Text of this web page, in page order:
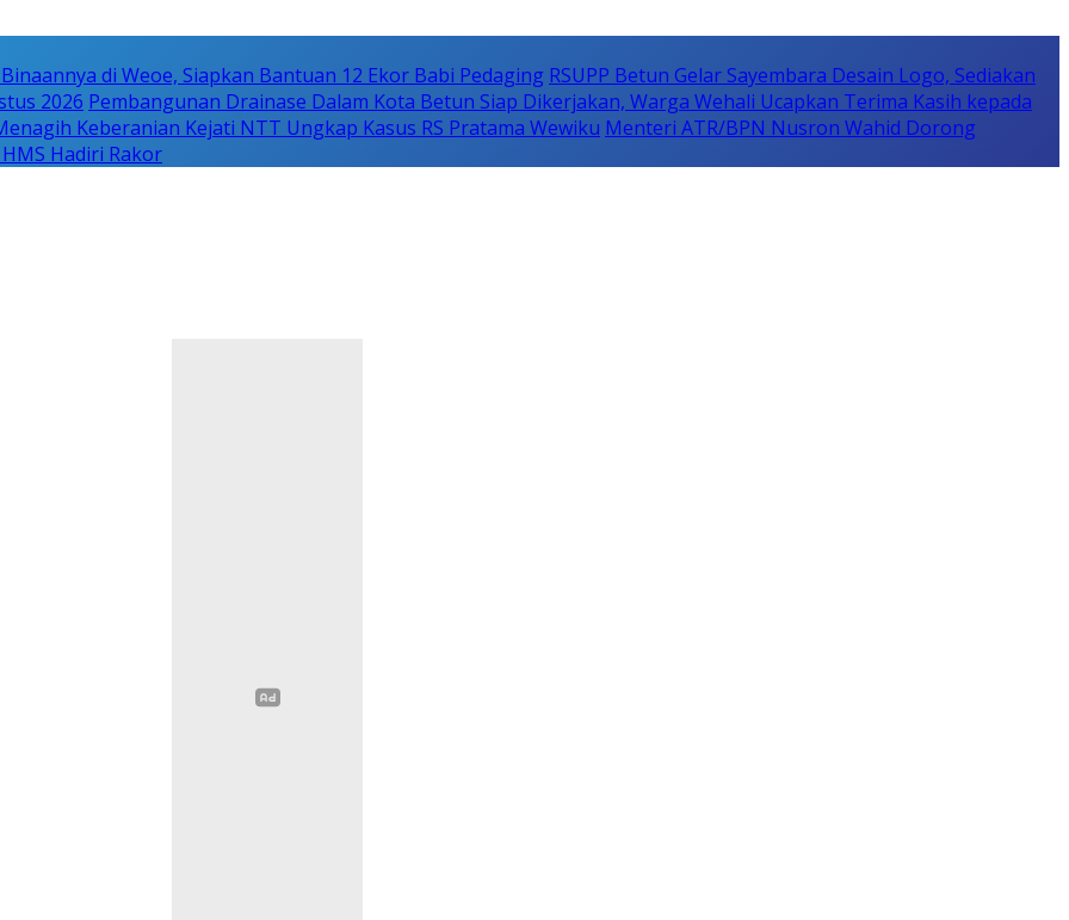
di Weoe, Siapkan Bantuan 12 Ekor Babi Pedaging RSUPP Betun Gelar Sayembara Desain Logo, Sediakan
2026 Pembangunan Drainase Dalam Kota Betun Siap Dikerjakan, Warga Wehali Ucapkan Terima Kasih kepada
Keberanian Kejati NTT Ungkap Kasus RS Pratama Wewiku Menteri ATR/BPN Nusron Wahid Dorong
Hadiri Rakor